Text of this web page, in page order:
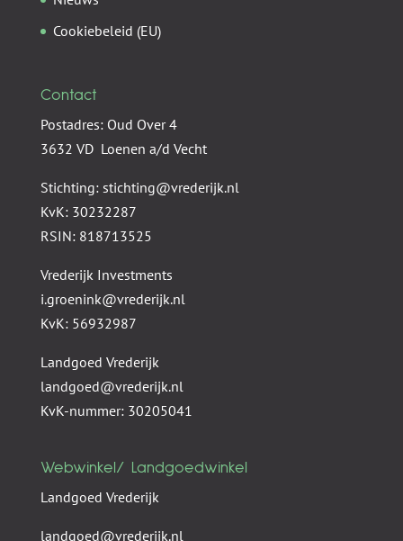
Cookiebeleid (EU)
Contact
Postadres: Oud Over 4
3632 VD Loenen a/d Vecht
Stichting: stichting@vrederijk.nl
KvK: 30232287
RSIN: 818713525
Vrederijk Investments
i.groenink@vrederijk.nl
KvK: 56932987
Landgoed Vrederijk
landgoed@vrederijk.nl
KvK-nummer: 30205041
Webwinkel/ Landgoedwinkel
Landgoed Vrederijk
landgoed@vrederijk.nl